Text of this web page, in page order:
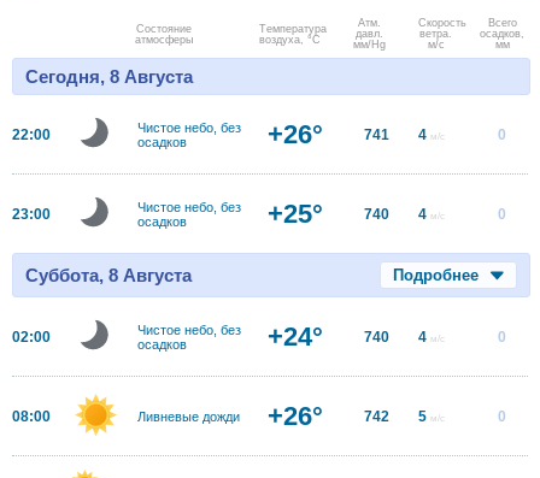
Состояние
атмосферы
Температура
воздуха, °C
Атм.
давл.
мм/Hg
Скорость
ветра.
м/с
Всего
осадков,
мм
Сегодня, 8 Августа
22:00
Чистое небо, без
осадков
+26° 741 4 м/с 0
23:00
Чистое небо, без
осадков
+25° 740 4 м/с 0
Суббота, 8 Августа Подробнее
02:00
Чистое небо, без
осадков
+24° 740 4 м/с 0
08:00 Ливневые дожди +26° 742 5 м/с 0